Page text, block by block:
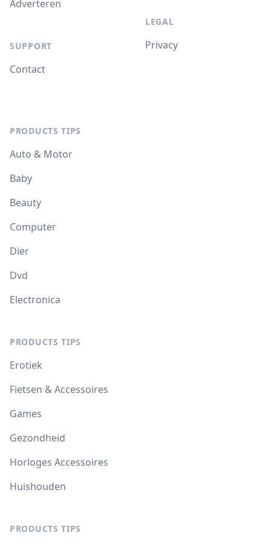
Adverteren
SUPPORT
Contact
LEGAL
Privacy
PRODUCTS TIPS
Auto & Motor
Baby
Beauty
Computer
Dier
Dvd
Electronica
PRODUCTS TIPS
Erotiek
Fietsen & Accessoires
Games
Gezondheid
Horloges Accessoires
Huishouden
PRODUCTS TIPS